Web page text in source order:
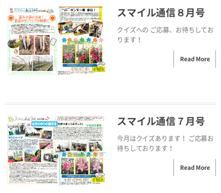
スマイル通信８月号
クイズへの ご応募、お待ちしてお
ります！
Read More
スマイル通信７月号
今月はクイズあります！ ご応募お
待ちしております！
Read More